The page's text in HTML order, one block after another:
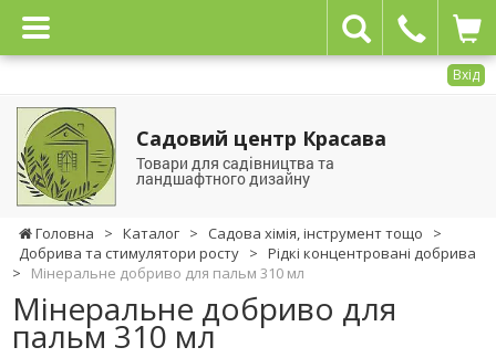
Вхід
Садовий центр Красава
Товари для садівництва та
ландшафтного дизайну
Головна > Каталог > Садова хімія, інструмент тощо
>
Добрива та стимулятори росту > Рідкі концентровані добрива
>
Мінеральне добриво для пальм 310 мл
Мінеральне добриво для
пальм 310 мл